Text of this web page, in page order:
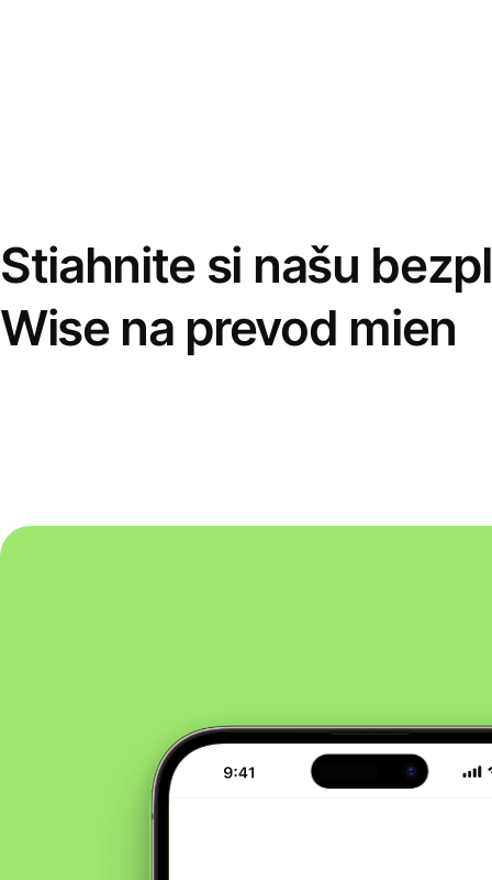
Stiahnite si našu
Wise na prevod mien